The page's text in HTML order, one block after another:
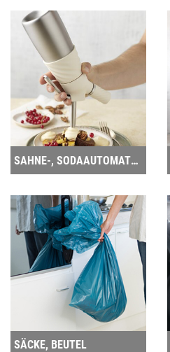
SAHNE-, SODAAUTOMATEN, SIPHONE
SÄCKE, BEUTEL